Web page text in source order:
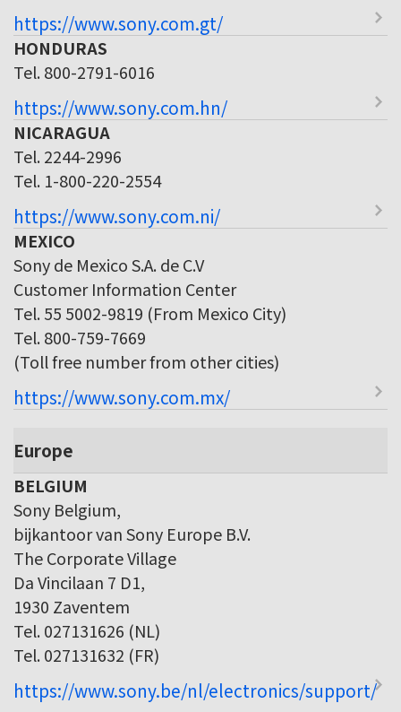
https://www.sony.com.gt/
HONDURAS
Tel. 800-2791-6016
https://www.sony.com.hn/
NICARAGUA
Tel. 2244-2996
Tel. 1-800-220-2554
https://www.sony.com.ni/
MEXICO
Sony de Mexico S.A. de C.V
Customer Information Center
Tel. 55 5002-9819 (From Mexico City)
Tel. 800-759-7669
(Toll free number from other cities)
https://www.sony.com.mx/
Europe
BELGIUM
Sony Belgium,
bijkantoor van Sony Europe B.V.
The Corporate Village
Da Vincilaan 7 D1,
1930 Zaventem
Tel. 027131626 (NL)
Tel. 027131632 (FR)
https://www.sony.be/nl/electronics/support/